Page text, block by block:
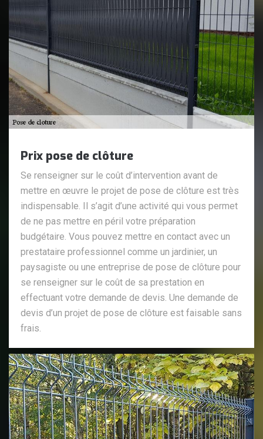
Prix pose de clôture
Se renseigner sur le coût d’intervention avant de
mettre en œuvre le projet de pose de clôture est très
indispensable. Il s’agit d’une activité qui vous permet
de ne pas mettre en péril votre préparation
budgétaire. Vous pouvez mettre en contact avec un
prestataire professionnel comme un jardinier, un
paysagiste ou une entreprise de pose de clôture pour
se renseigner sur le coût de sa prestation en
effectuant votre demande de devis. Une demande de
devis d’un projet de pose de clôture est faisable sans
frais.